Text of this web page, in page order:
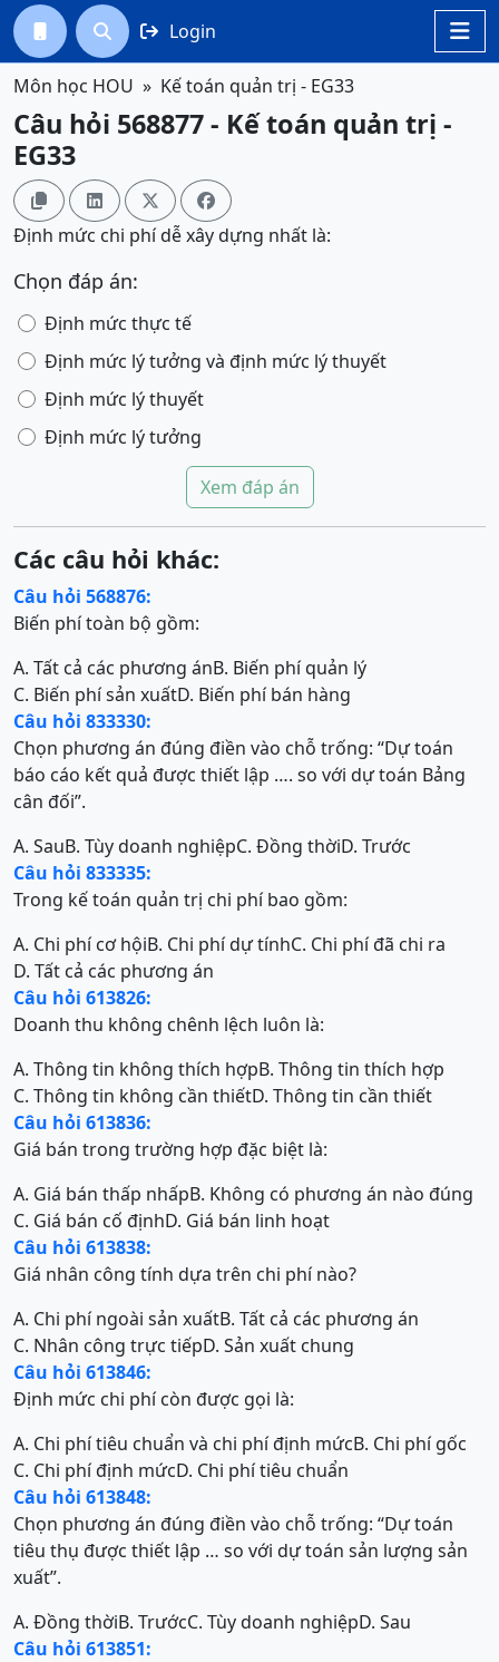

  Login
Môn học HOU Kế toán quản trị - EG33
Câu hỏi 568877 - Kế toán quản trị -
EG33
   
Định mức chi phí dễ xây dựng nhất là:
Chọn đáp án:
Định mức thực tế
Định mức lý tưởng và định mức lý thuyết
Định mức lý thuyết
Định mức lý tưởng
Xem đáp án
Các câu hỏi khác:
Câu hỏi 568876:
Biến phí toàn bộ gồm:
A. Tất cả các phương ánB. Biến phí quản lý
C. Biến phí sản xuấtD. Biến phí bán hàng
Câu hỏi 833330:
Chọn phương án đúng điền vào chỗ trống: “Dự toán
báo cáo kết quả được thiết lập …. so với dự toán Bảng
cân đối”.
A. SauB. Tùy doanh nghiệpC. Đồng thờiD. Trước
Câu hỏi 833335:
Trong kế toán quản trị chi phí bao gồm:
A. Chi phí cơ hộiB. Chi phí dự tínhC. Chi phí đã chi ra
D. Tất cả các phương án
Câu hỏi 613826:
Doanh thu không chênh lệch luôn là:
A. Thông tin không thích hợpB. Thông tin thích hợp
C. Thông tin không cần thiếtD. Thông tin cần thiết
Câu hỏi 613836:
Giá bán trong trường hợp đặc biệt là:
A. Giá bán thấp nhấpB. Không có phương án nào đúng
C. Giá bán cố địnhD. Giá bán linh hoạt
Câu hỏi 613838:
Giá nhân công tính dựa trên chi phí nào?
A. Chi phí ngoài sản xuấtB. Tất cả các phương án
C. Nhân công trực tiếpD. Sản xuất chung
Câu hỏi 613846:
Định mức chi phí còn được gọi là:
A. Chi phí tiêu chuẩn và chi phí định mứcB. Chi phí gốc
C. Chi phí định mứcD. Chi phí tiêu chuẩn
Câu hỏi 613848:
Chọn phương án đúng điền vào chỗ trống: “Dự toán
tiêu thụ được thiết lập … so với dự toán sản lượng sản
xuất”.
A. Đồng thờiB. TrướcC. Tùy doanh nghiệpD. Sau
Câu hỏi 613851: